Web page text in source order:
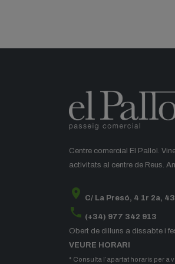
Centre comercial El Pallol.
activitats al centre de Reus.
location_on C/ La Presó, 4 1r 2a,
phone (+34) 977 342 913
Obert de dilluns a dissabte i
VEURE HORARI
* Consulta l’apartat horaris per a